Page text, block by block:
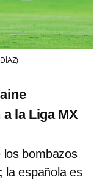
la Liga MX
los bombazos
la española es